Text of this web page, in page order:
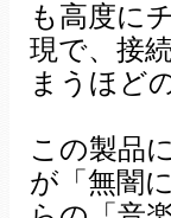
も高度に
現で、接
まうほど
この製品
が「無闇